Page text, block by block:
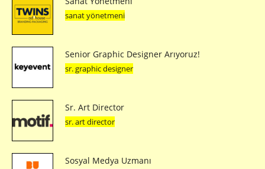
sanat yönetmeni
Senior Graphic Designer Arıyoruz!
sr. graphic designer
Sr. Art Director
sr. art director
Sosyal Medya Uzmanı